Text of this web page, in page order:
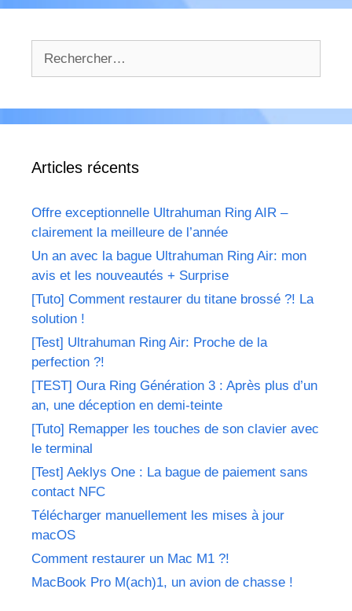
Articles récents
Offre exceptionnelle Ultrahuman Ring AIR –
clairement la meilleure de l’année
Un an avec la bague Ultrahuman Ring Air: mon
avis et les nouveautés + Surprise
[Tuto] Comment restaurer du titane brossé ?! La
solution !
[Test] Ultrahuman Ring Air: Proche de la
perfection ?!
[TEST] Oura Ring Génération 3 : Après plus d’un
an, une déception en demi-teinte
[Tuto] Remapper les touches de son clavier avec
le terminal
[Test] Aeklys One : La bague de paiement sans
contact NFC
Télécharger manuellement les mises à jour
macOS
Comment restaurer un Mac M1 ?!
MacBook Pro M(ach)1, un avion de chasse !